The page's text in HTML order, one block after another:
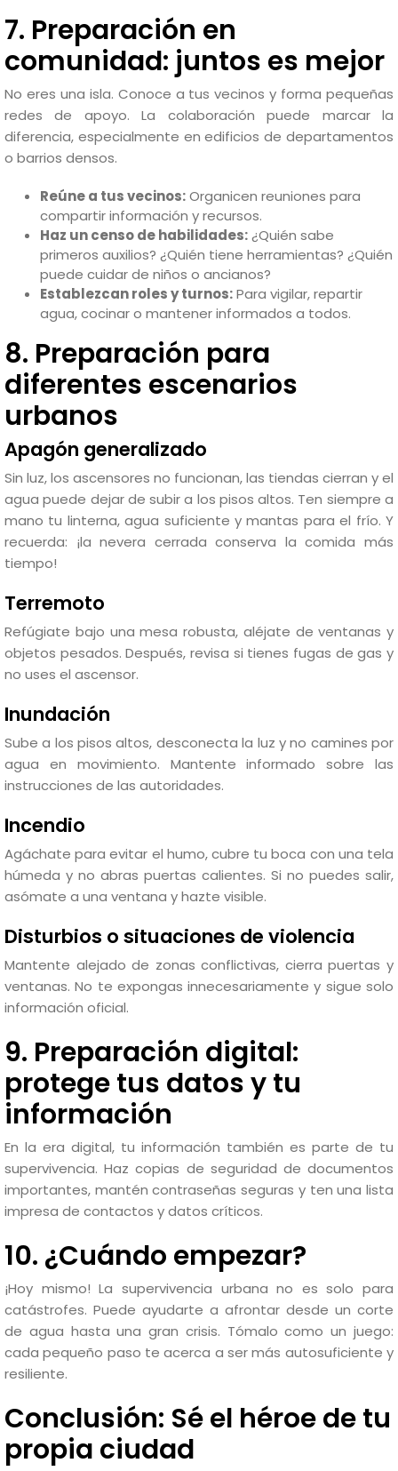
7. Preparación en
comunidad: juntos es mejor
No eres una isla. Conoce a tus vecinos y forma pequeñas
redes de apoyo. La colaboración puede marcar la
diferencia, especialmente en edificios de departamentos
o barrios densos.
Reúne a tus vecinos:Organicen reuniones para
compartir información y recursos.
Haz un censo de habilidades:¿Quién sabe
primeros auxilios? ¿Quién tiene herramientas? ¿Quién
puede cuidar de niños o ancianos?
Establezcan roles y turnos:Para vigilar, repartir
agua, cocinar o mantener informados a todos.
8. Preparación para
diferentes escenarios
urbanos
Apagón generalizado
Sin luz, los ascensores no funcionan, las tiendas cierran y el
agua puede dejar de subir a los pisos altos. Ten siempre a
mano tu linterna, agua suficiente y mantas para el frío. Y
recuerda: ¡la nevera cerrada conserva la comida más
tiempo!
Terremoto
Refúgiate bajo una mesa robusta, aléjate de ventanas y
objetos pesados. Después, revisa si tienes fugas de gas y
no uses el ascensor.
Inundación
Sube a los pisos altos, desconecta la luz y no camines por
agua en movimiento. Mantente informado sobre las
instrucciones de las autoridades.
Incendio
Agáchate para evitar el humo, cubre tu boca con una tela
húmeda y no abras puertas calientes. Si no puedes salir,
asómate a una ventana y hazte visible.
Disturbios o situaciones de violencia
Mantente alejado de zonas conflictivas, cierra puertas y
ventanas. No te expongas innecesariamente y sigue solo
información oficial.
9. Preparación digital:
protege tus datos y tu
información
En la era digital, tu información también es parte de tu
supervivencia. Haz copias de seguridad de documentos
importantes, mantén contraseñas seguras y ten una lista
impresa de contactos y datos críticos.
10. ¿Cuándo empezar?
¡Hoy mismo! La supervivencia urbana no es solo para
catástrofes. Puede ayudarte a afrontar desde un corte
de agua hasta una gran crisis. Tómalo como un juego:
cada pequeño paso te acerca a ser más autosuficiente y
resiliente.
Conclusión: Sé el héroe de tu
propia ciudad